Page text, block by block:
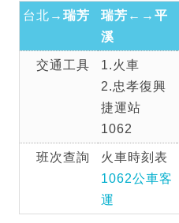
台北 →瑞芳
瑞芳←→平
溪
交通工具
1.火車
2.忠孝復興
捷運站
1062
班次查詢
火車時刻表
1062公車客
運